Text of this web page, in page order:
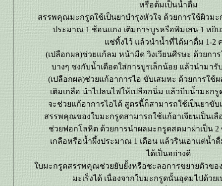
หรือต้มเป็นน้ำดื่ม
สรรพคุณมะกรูดใช้เป็นยาบำรุงหัวใจ ด้วยการใช้ผิวม
ประมาณ 1 ช้อนแกง เติมการบูรหรือพิมเสน 1 หยิ
ช่ทิ้งไว้ แล้วนำน้ำที่ได้มาดื่ม 1-2
(เปลือกผล)ช่วยแก้ลม หน้ามืด วิงเวียนศีรษะ ด้วยกา
บางๆ ชงกับน้ำเดือดใส่การบูรเล็กน้อย แล้วนำมา
(เปลือกผล)ช่วยแก้อาการไอ ขับเสมหะ ด้วยการใช้
เติมเกลือ นำไปลนไฟให้เปลือกนิ่ม แล้วบีบน้ำมะก
จะช่วยแก้อาการไอได้ สูตรนี้ก็สามารถใช้เป็นยาขับ
สรรพคุณของใบมะกรูดสามารถใช้แก้อาเจียนเป็นเ
ช่วยฟอกโลหิต ด้วยการนำผลมะกรูดสดมาผ่าเป็น
เกลือหรือน้ำผึ้งประมาณ 1 เดือน แล้วรินเอาแต่น้ำ
ได้เป็นอย่างดี
บมะกรูดสรรพคุณช่วยยับยั้งหรือชะลอการขยายตัวของ
มะเร็งได้ เนื่องจากใบมะกรูดนั้นอุดมไปด้วย